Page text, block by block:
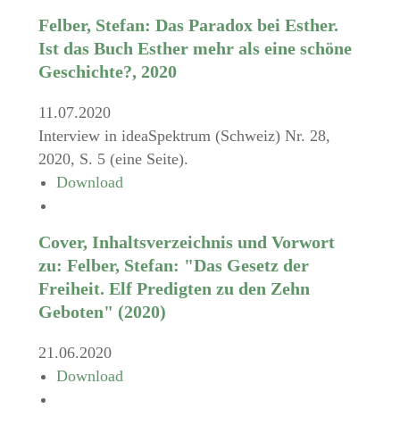
Felber, Stefan: Das Paradox bei Esther.
Ist das Buch Esther mehr als eine schöne
Geschichte?, 2020
11.07.2020
Interview in ideaSpektrum (Schweiz) Nr. 28,
2020, S. 5 (eine Seite).
Download
Cover, Inhaltsverzeichnis und Vorwort
zu: Felber, Stefan: "Das Gesetz der
Freiheit. Elf Predigten zu den Zehn
Geboten" (2020)
21.06.2020
Download